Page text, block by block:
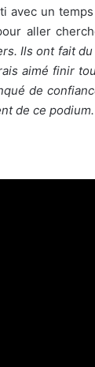
avec un
aller
Ils ont fait
aimé finir
de
de ce podium.